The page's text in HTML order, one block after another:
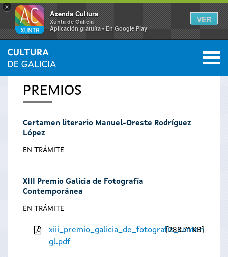
×
Axenda Cultura
Xunta de Galicia
Aplicación gratuíta - En Google Play
VER
Se
encuentra
usted
aquí
INICIO 0
PREMIOS
Certamen literario Manuel-Oreste Rodríguez
López
EN TRÁMITE
XIII Premio Galicia de Fotografía
Contemporánea
EN TRÁMITE
gl.pdf
288.71 KB